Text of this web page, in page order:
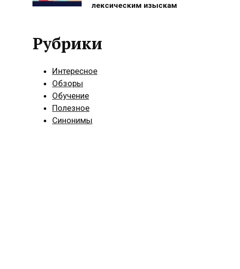
лексическим изыскам
Рубрики
Интересное
Обзоры
Обучение
Полезное
Синонимы